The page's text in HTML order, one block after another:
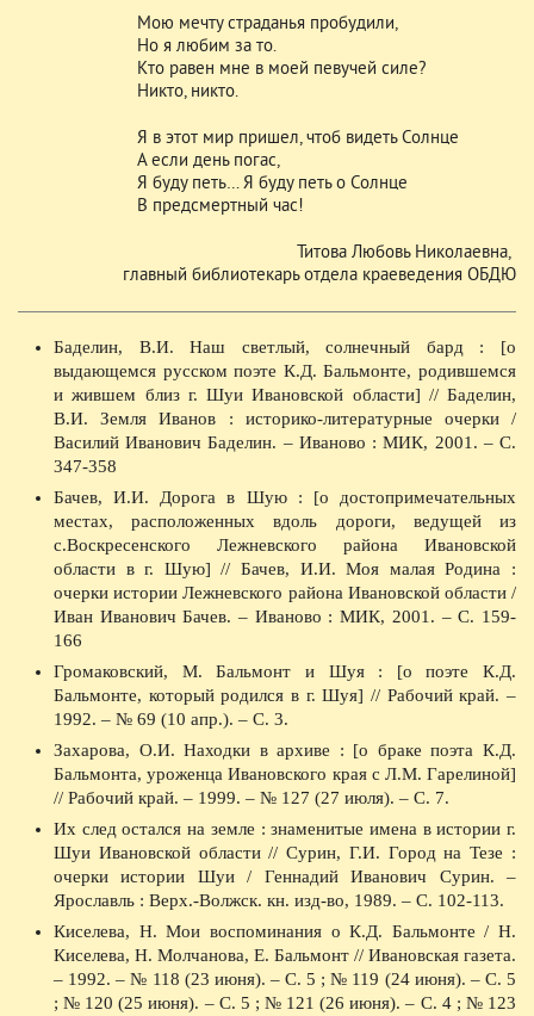
Мою мечту страданья пробудили,
Но я любим за то.
Кто равен мне в моей певучей силе?
Никто, никто.
Я в этот мир пришел, чтоб видеть Солнце
А если день погас,
Я буду петь… Я буду петь о Солнце
В предсмертный час!
Титова Любовь Николаевна,
главный библиотекарь отдела краеведения ОБДЮ
Баделин, В.И. Наш светлый, солнечный бард : [о
выдающемся русском поэте К.Д. Бальмонте, родившемся
и жившем близ г. Шуи Ивановской области] // Баделин,
В.И. Земля Иванов : историко-литературные очерки /
Василий Иванович Баделин. – Иваново : МИК, 2001. – С.
347-358
Бачев, И.И. Дорога в Шую : [о достопримечательных
местах, расположенных вдоль дороги, ведущей из
с.Воскресенского Лежневского района Ивановской
области в г. Шую] // Бачев, И.И. Моя малая Родина :
очерки истории Лежневского района Ивановской области /
Иван Иванович Бачев. – Иваново : МИК, 2001. – С. 159-
166
Громаковский, М. Бальмонт и Шуя : [о поэте К.Д.
Бальмонте, который родился в г. Шуя] // Рабочий край. –
1992. – № 69 (10 апр.). – С. 3.
Захарова, О.И. Находки в архиве : [о браке поэта К.Д.
Бальмонта, уроженца Ивановского края с Л.М. Гарелиной]
// Рабочий край. – 1999. – № 127 (27 июля). – С. 7.
Их след остался на земле : знаменитые имена в истории г.
Шуи Ивановской области // Сурин, Г.И. Город на Тезе :
очерки истории Шуи / Геннадий Иванович Сурин. –
Ярославль : Верх.-Волжск. кн. изд-во, 1989. – С. 102-113.
Киселева, Н. Мои воспоминания о К.Д. Бальмонте / Н.
Киселева, Н. Молчанова, Е. Бальмонт // Ивановская газета.
– 1992. – № 118 (23 июня). – С. 5 ; № 119 (24 июня). – С. 5
; № 120 (25 июня). – С. 5 ; № 121 (26 июня). – С. 4 ; № 123